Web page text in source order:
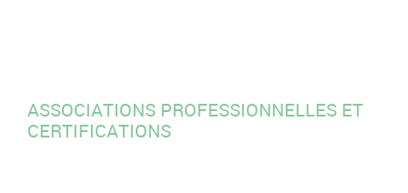
ASSOCIATIONS PROFESSIONNELLES ET
CERTIFICATIONS